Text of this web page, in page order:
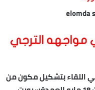
مواجهه الترجي
اللقاء بتشكيل مكون من